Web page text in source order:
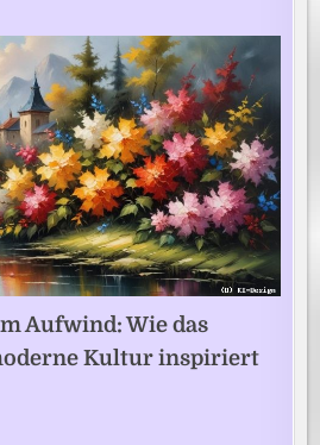
Aufwind: Wie das
Kultur inspiriert